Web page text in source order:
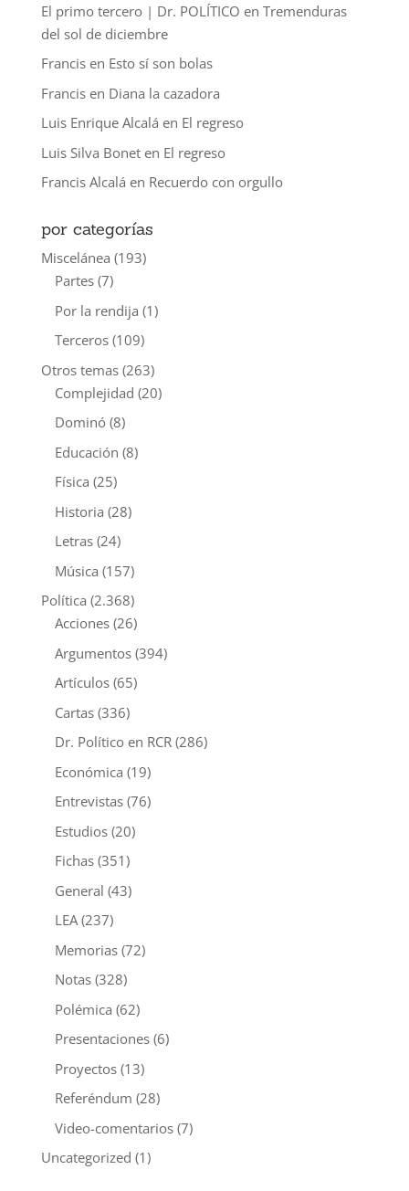
El primo tercero | Dr. POLÍTICO en Tremenduras
del sol de diciembre
Francisen Esto sí son bolas
Francisen Diana la cazadora
Luis Enrique Alcalá en El regreso
Luis Silva Boneten El regreso
Francis Alcalá en Recuerdo con orgullo
por categorías
Miscelánea (193)
Partes(7)
Por la rendija (1)
Terceros(109)
Otros temas(263)
Complejidad (20)
Dominó(8)
Educación (8)
Física (25)
Historia (28)
Letras(24)
Música (157)
Política (2.368)
Acciones(26)
Argumentos(394)
Artículos(65)
Cartas(336)
Dr. Político en RCR(286)
Económica (19)
Entrevistas(76)
Estudios(20)
Fichas(351)
General (43)
LEA(237)
Memorias(72)
Notas(328)
Polémica (62)
Presentaciones(6)
Proyectos(13)
Referéndum (28)
Video-comentarios(7)
Uncategorized (1)